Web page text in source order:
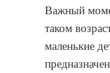
Важный
таком
маленькие